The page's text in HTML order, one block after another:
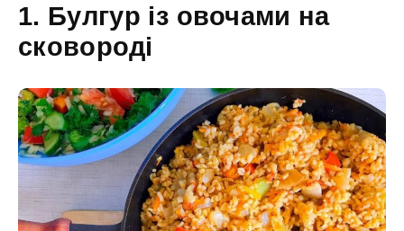
1. Булгур із овочами на
сковороді